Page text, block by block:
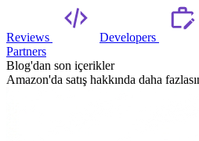
Reviews Developers
Partners
Blog'dan son içerikler
Amazon'da satış hakkında daha